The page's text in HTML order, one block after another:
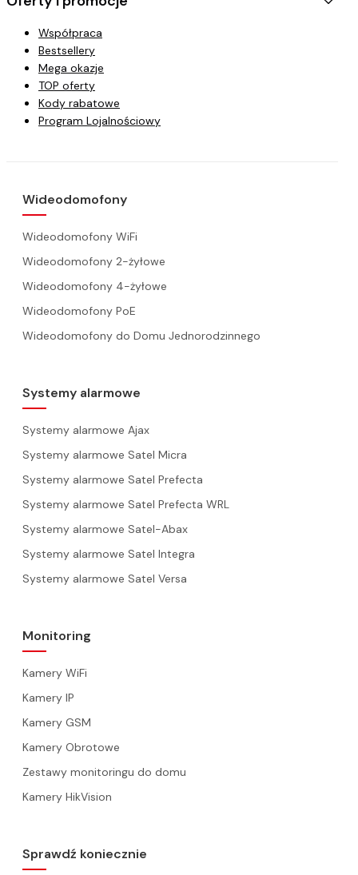
Współpraca
Bestsellery
Mega okazje
TOP oferty
Kody rabatowe
Program Lojalnościowy
Wideodomofony
Wideodomofony WiFi
Wideodomofony 2-żyłowe
Wideodomofony 4-żyłowe
Wideodomofony PoE
Wideodomofony do Domu Jednorodzinnego
Systemy alarmowe
Systemy alarmowe Ajax
Systemy alarmowe Satel Micra
Systemy alarmowe Satel Prefecta
Systemy alarmowe Satel Prefecta WRL
Systemy alarmowe Satel-Abax
Systemy alarmowe Satel Integra
Systemy alarmowe Satel Versa
Monitoring
Kamery WiFi
Kamery IP
Kamery GSM
Kamery Obrotowe
Zestawy monitoringu do domu
Kamery HikVision
Sprawdź koniecznie